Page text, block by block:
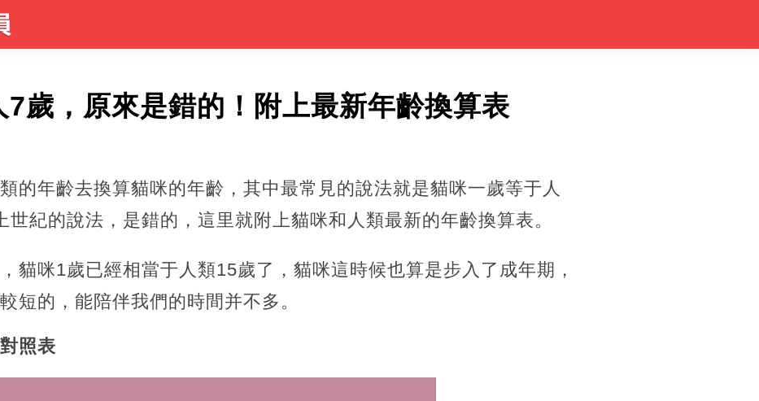
歲，原來是錯的！附上最新年齡換算表
的年齡去換算貓咪的年齡，其中最常見的說法就是貓咪一歲等于人
世紀的說法，是錯的，這里就附上貓咪和人類最新的年齡換算表。
貓咪1歲已經相當于人類15歲了，貓咪這時候也算是步入了成年期，
短的，能陪伴我們的時間并不多。
照表